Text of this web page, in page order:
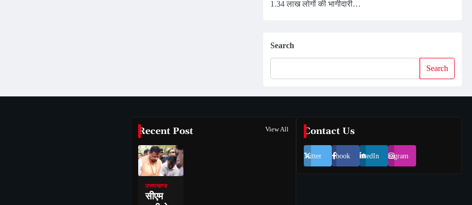
1.34 लाख लोगों की भागीदारी…
Search
Search
Recent Post View All
उत्तराखण्ड
सीएम
Contact Us
Twitter Facebook LinkedIn Instagram